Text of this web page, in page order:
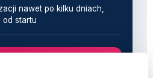
nawet po kilku dniach,
od startu